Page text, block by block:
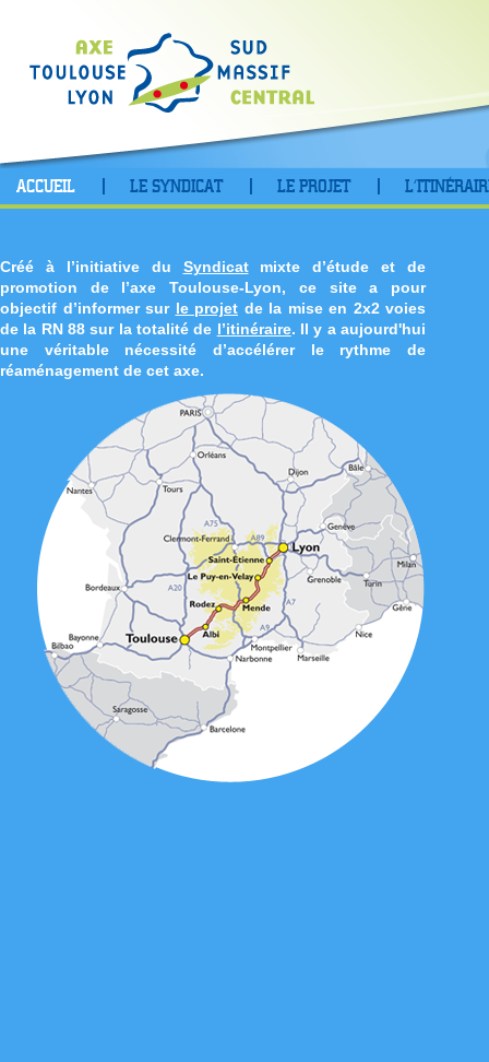
ACCUEIL LE SYNDICAT LE PROJET
Créé à l’initiative du Syndicatmixte d’étude et de
promotion de l’axe Toulouse-Lyon, ce site a pour
objectif d’informer sur le projet de la mise en 2x2 voies
de la RN 88 sur la totalité de l’itinéraire. Il y a aujourd'hui
une véritable nécessité d’accélérer le rythme de
réaménagement de cet axe.